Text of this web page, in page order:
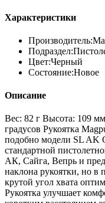
Характеристики
Производитель:
Подраздел:
Цвет:Черный
Состояние:Новое
Описание
Вес: 82 г Высота: 109
градусов Рукоятка
подобно модели SL AK
стандартной
АК, Сайга, Вепрь и
наклона рукоятки, но в
крутой угол хвата
Рукоятка улучшает